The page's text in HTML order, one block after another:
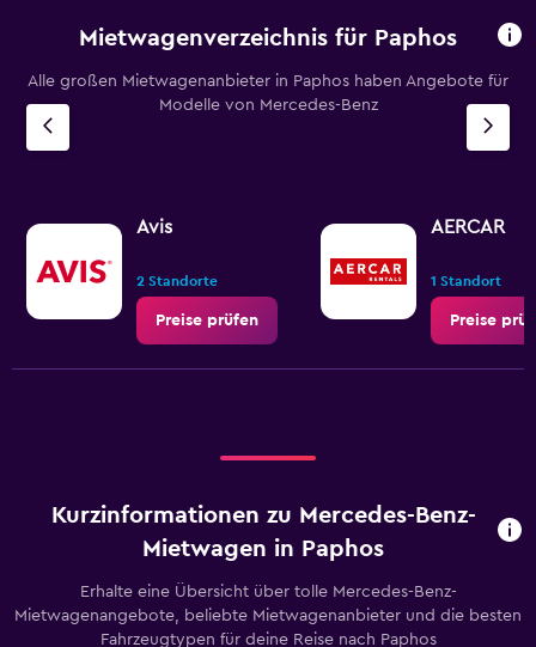
Mietwagenverzeichnis für Paphos
Alle großen Mietwagenanbieter in Paphos haben Angebote für
Modelle von Mercedes-Benz
Avis
2 Standorte
Preise prüfen
AERCAR
1 Standort
Preise
Kurzinformationen zu Mercedes-Benz-
Mietwagen in Paphos
Erhalte eine Übersicht über tolle Mercedes-Benz-
Mietwagenangebote, beliebte Mietwagenanbieter und die besten
Fahrzeugtypen für deine Reise nach Paphos